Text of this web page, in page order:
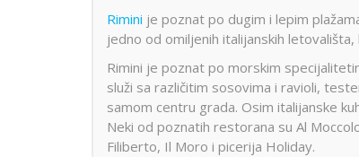
Rimini je poznat po dugim i lepim
jedno od omiljenih italijanskih
Rimini je poznat po morskim
služi sa različitim sosovima i ravioli,
samom centru grada. Osim italijanske
Neki od poznatih restorana su Al
Filiberto, Il Moro i picerija Holiday.